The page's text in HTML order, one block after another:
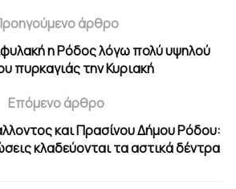
άρθρο
η Ρόδος λόγω πολύ υψηλού
πυρκαγιάς την Κυριακή
Επόμενο άρθρο
και Πρασίνου Δήμου Ρόδου:
κλαδεύονται τα αστικά δέντρα